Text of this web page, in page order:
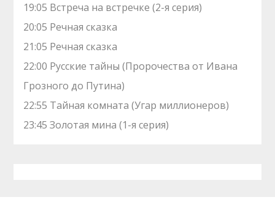
19:05 Встреча на встречке (2-я серия)
20:05 Речная сказка
21:05 Речная сказка
22:00 Русские тайны (Пророчества от Ивана
Грозного до Путина)
22:55 Тайная комната (Угар миллионеров)
23:45 Золотая мина (1-я серия)